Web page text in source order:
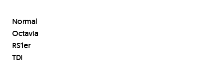
Normal
Octavia
RS’ler
TDI